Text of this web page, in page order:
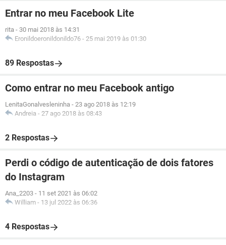
Entrar no meu Facebook Lite
rita - 30 mai 2018 às 14:31
Eronildoeronildonildo76 - 25 mai 2019 às 01:30
89 Respostas
Como entrar no meu Facebook antigo
LenitaGonalvesleninha - 23 ago 2018 às 12:19
Andreia - 27 ago 2018 às 08:43
2 Respostas
Perdi o código de autenticação de dois fatores
do Instagram
Ana_2203 - 11 set 2021 às 06:02
William - 13 jul 2022 às 06:36
4 Respostas